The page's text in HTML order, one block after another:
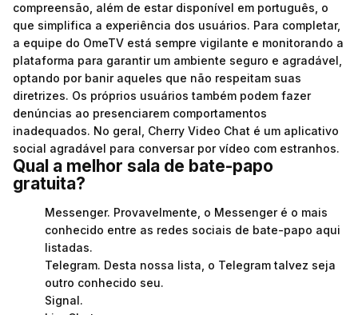
compreensão, além de estar disponível em português, o
que simplifica a experiência dos usuários. Para completar,
a equipe do OmeTV está sempre vigilante e monitorando a
plataforma para garantir um ambiente seguro e agradável,
optando por banir aqueles que não respeitam suas
diretrizes. Os próprios usuários também podem fazer
denúncias ao presenciarem comportamentos
inadequados. No geral, Cherry Video Chat é um aplicativo
social agradável para conversar por vídeo com estranhos.
Qual a melhor sala de bate-papo
gratuita?
Messenger. Provavelmente, o Messenger é o mais
conhecido entre as redes sociais de bate-papo aqui
listadas.
Telegram. Desta nossa lista, o Telegram talvez seja
outro conhecido seu.
Signal.